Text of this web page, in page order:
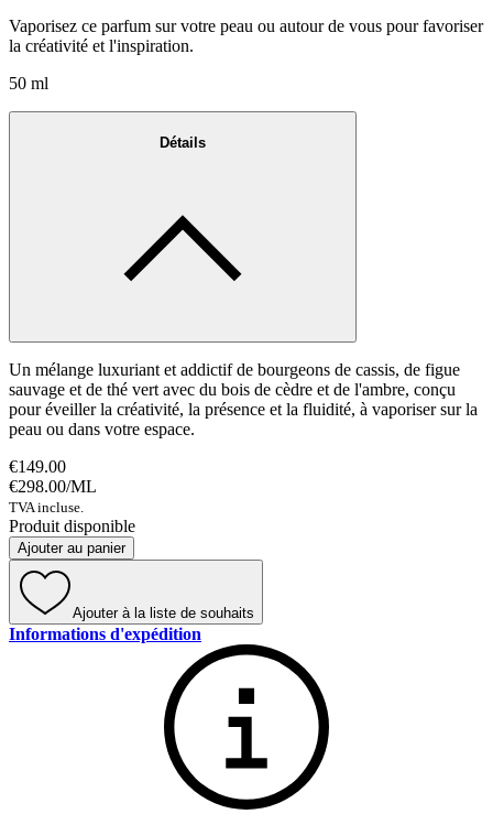
Vaporisez ce parfum sur votre peau ou autour de vous pour favoriser
la créativité et l'inspiration.
50 ml
Détails
Un mélange luxuriant et addictif de bourgeons de cassis, de figue
sauvage et de thé vert avec du bois de cèdre et de l'ambre, conçu
pour éveiller la créativité, la présence et la fluidité, à vaporiser sur la
peau ou dans votre espace.
€149.00
€298.00/ML
TVA incluse.
Produit disponible
Ajouter au panier
Ajouter à la liste de souhaits
Informations d'expédition